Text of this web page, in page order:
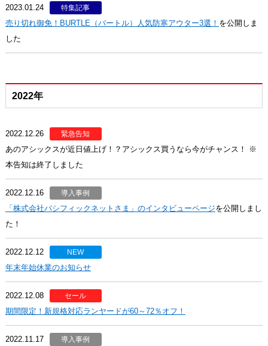
2023.01.24 特集記事
売り切れ御免！BURTLE（バートル）人気防寒アウター3選！ を公開しま
した
2022年
2022.12.26 緊急告知
あのアシックスが近日値上げ！？アシックス買うなら今がチャンス！ ※
本告知は終了しました
2022.12.16 導入事例
「株式会社パシフィックネットさま」のインタビューページを公開しまし
た！
2022.12.12 NEW
年末年始休業のお知らせ
2022.12.08 セール
期間限定！新規格対応ランヤードが60～72％オフ！
2022.11.17 導入事例